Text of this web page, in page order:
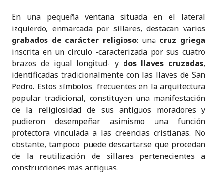
En una pequeña ventana situada en el lateral
izquierdo, enmarcada por sillares, destacan varios
grabados de carácter religioso: una cruz griega
inscrita en un círculo -caracterizada por sus cuatro
brazos de igual longitud- y dos llaves cruzadas,
identificadas tradicionalmente con las llaves de San
Pedro. Estos símbolos, frecuentes en la arquitectura
popular tradicional, constituyen una manifestación
de la religiosidad de sus antiguos moradores y
pudieron desempeñar asimismo una función
protectora vinculada a las creencias cristianas. No
obstante, tampoco puede descartarse que procedan
de la reutilización de sillares pertenecientes a
construcciones más antiguas.